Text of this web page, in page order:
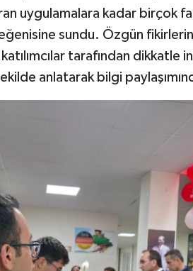
uygulamalara kadar birçok
sundu. Özgün fikirlerin
tarafından
anlatarak bilgi